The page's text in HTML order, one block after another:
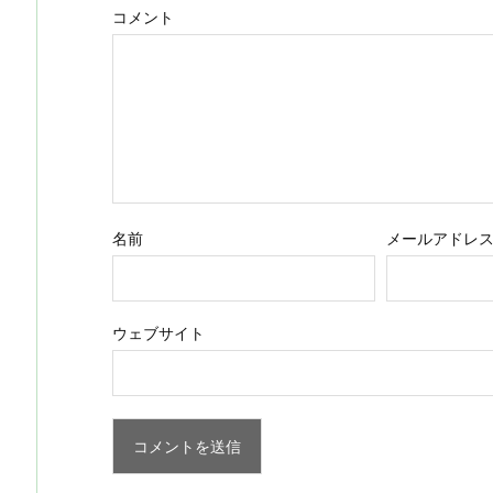
コメント
名前 メールアドレス
ウェブサイト